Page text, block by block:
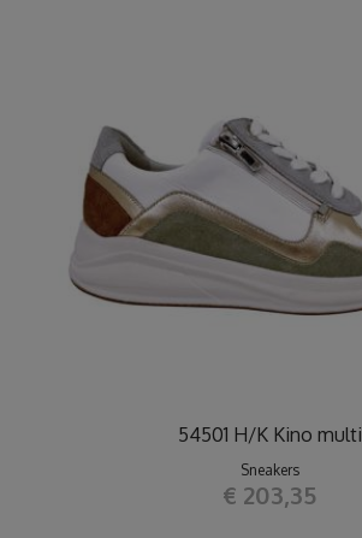
54501 H/K Kino multi
Sneakers
€ 203,35